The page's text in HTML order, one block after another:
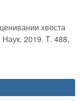
хвоста
2019. Т. 488,